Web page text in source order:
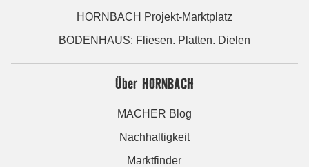
HORNBACH Projekt-Marktplatz
BODENHAUS: Fliesen. Platten. Dielen
Über HORNBACH
MACHER Blog
Nachhaltigkeit
Marktfinder